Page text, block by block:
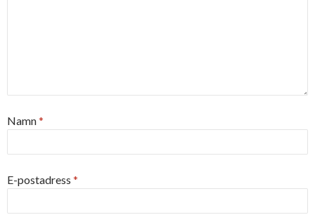
Namn*
E-postadress *